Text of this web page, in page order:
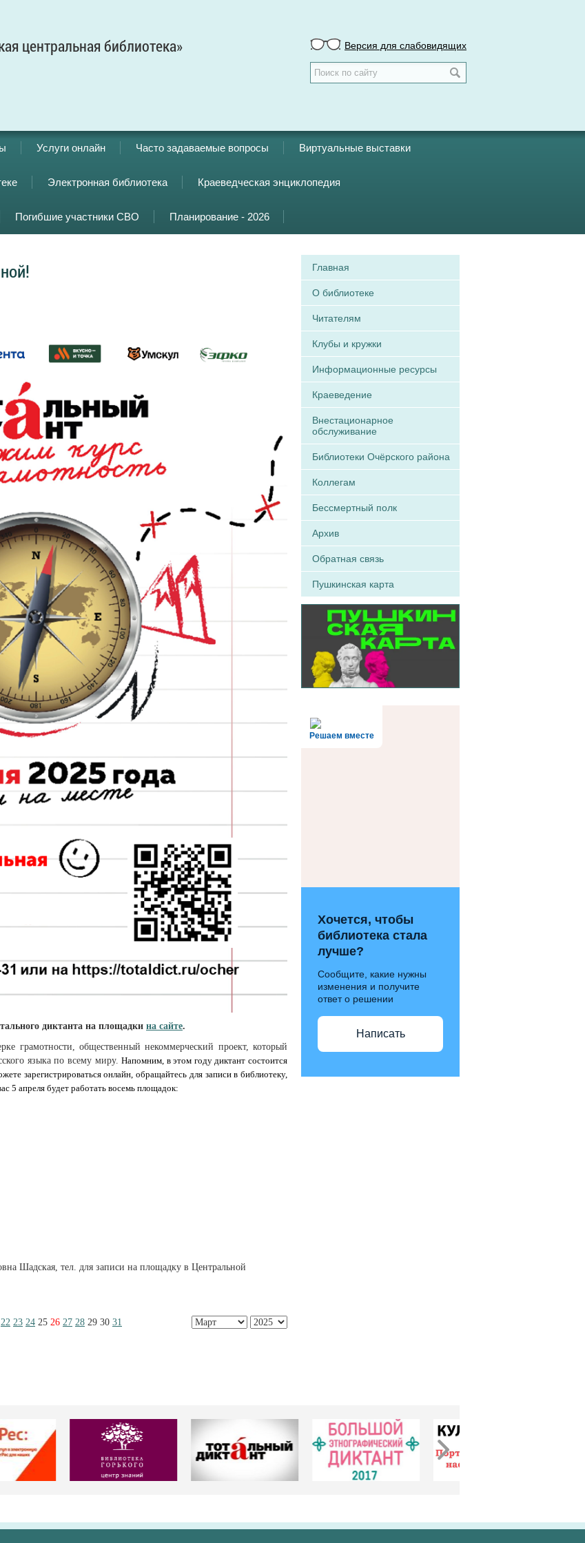
центральная библиотека» Версия для слабовидящих
Услуги онлайн Часто задаваемые вопросы Виртуальные выставки
Электронная библиотека Краеведческая энциклопедия
Погибшие участники СВО Планирование - 2026
диктанта на площадки на сайте.
грамотности, общественный некоммерческий проект, который
языка по всему миру.Напомним, в этом году диктант состоится
зарегистрироваться онлайн, обращайтесь для записи в библиотеку,
5 апреля будет работать восемь площадок:
Шадская, тел. для записи на площадку в Центральной
22 23 24 25 26 27 28 29 30 31
Главная
О библиотеке
Читателям
Клубы и кружки
Информационные ресурсы
Краеведение
Внестационарное
обслуживание
Библиотеки Очёрского района
Коллегам
Бессмертный полк
Архив
Обратная связь
Пушкинская карта
Решаем вместе
Хочется, чтобы
библиотека стала
лучше?
Сообщите, какие нужны
изменения и получите
ответ о решении
Написать